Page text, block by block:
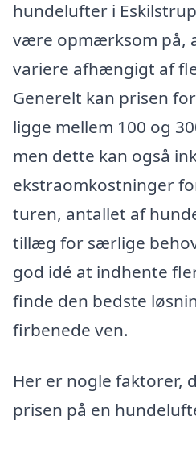
hundelufter i
være opmærksom på,
variere afhængigt af
Generelt kan prisen
ligge mellem 100 og
men dette kan også
ekstraomkostninger
turen, antallet af
tillæg for særlige
god idé at indhente
finde den bedste
firbenede ven.
Her er nogle faktorer,
prisen på en